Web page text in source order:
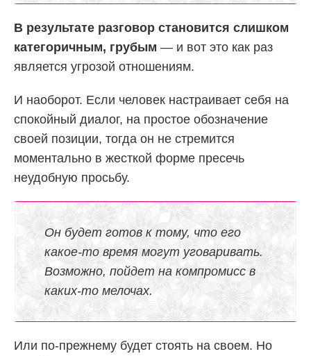
В результате разговор становится слишком
категоричным, грубым — и вот это как раз
является угрозой отношениям.
И наоборот. Если человек настраивает себя на
спокойный диалог, на простое обозначение
своей позиции, тогда он не стремится
моментально в жесткой форме пресечь
неудобную просьбу.
Он будет готов к тому, что его
какое-то время могут уговаривать.
Возможно, пойдет на компромисс в
каких-то мелочах.
Или по-прежнему будет стоять на своем. Но